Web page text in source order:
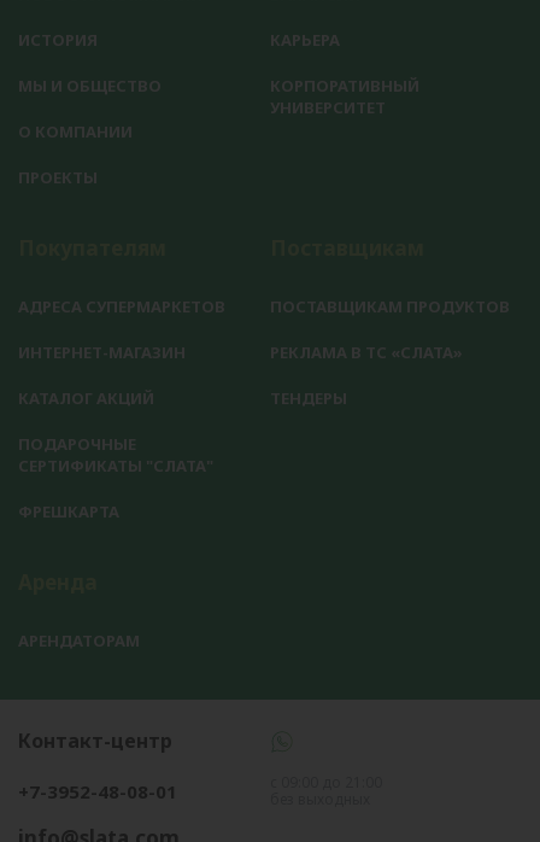
ИСТОРИЯ
МЫ И ОБЩЕСТВО
О КОМПАНИИ
ПРОЕКТЫ
КАРЬЕРА
КОРПОРАТИВНЫЙ
УНИВЕРСИТЕТ
АДРЕСА СУПЕРМАРКЕТОВ
ИНТЕРНЕТ-МАГАЗИН
КАТАЛОГ АКЦИЙ
ПОДАРОЧНЫЕ
СЕРТИФИКАТЫ "СЛАТА"
ФРЕШКАРТА
ПОСТАВЩИКАМ ПРОДУКТОВ
РЕКЛАМА В ТС «СЛАТА»
ТЕНДЕРЫ
АРЕНДАТОРАМ
Контакт-центр
+7-3952-48-08-01